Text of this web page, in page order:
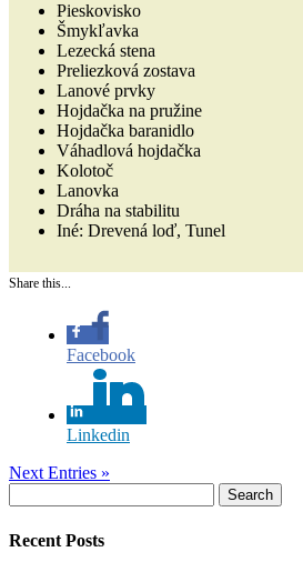
Pieskovisko
Šmykľavka
Lezecká stena
Preliezková zostava
Lanové prvky
Hojdačka na pružine
Hojdačka baranidlo
Váhadlová hojdačka
Kolotoč
Lanovka
Dráha na stabilitu
Iné: Drevená loď, Tunel
Share this...
Facebook
Linkedin
Next Entries »
for:
Recent Posts